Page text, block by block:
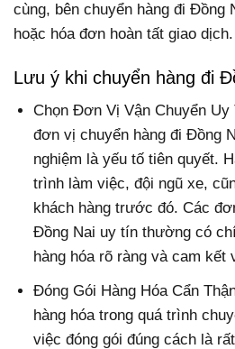
cùng, bên chuyển hàng đi Đồng
hoặc hóa đơn hoàn tất giao dịch.
Lưu ý khi chuyển hàng đi
Chọn Đơn Vị Vận Chuyển
đơn vị chuyển hàng đi Đồng
nghiệm là yếu tố tiên quyết.
trình làm việc, đội ngũ xe,
khách hàng trước đó. Các
Đồng Nai uy tín thường có
hàng hóa rõ ràng và cam kết
Đóng Gói Hàng Hóa Cẩn
hàng hóa trong quá trình
việc đóng gói đúng cách là